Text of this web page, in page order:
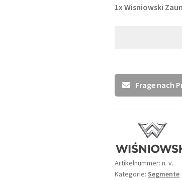
1xWisniowski
Frage nach
Artikelnummer: n. v.
Kategorie: Segmente